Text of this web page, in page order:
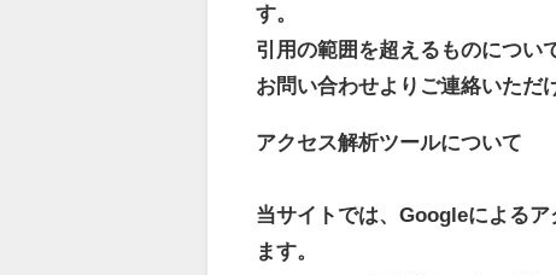
す。
引用の範囲を超えるものについ
お問い合わせよりご連絡いただ
アクセス解析ツールについて
当サイトでは、Googleによる
ます。